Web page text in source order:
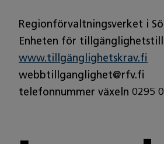
Regionförvaltningsverket i
Enheten för
www.tillgänglighetskrav.fi
webbtillganglighet@rfv.fi
telefonnummer växeln 0295